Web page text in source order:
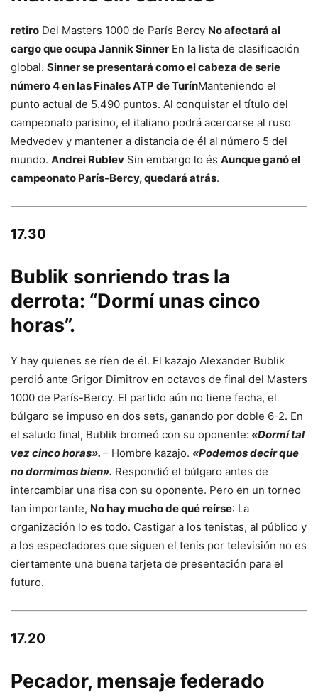
retiro Del Masters 1000 de París Bercy No afectará al
cargo que ocupa Jannik Sinner En la lista de clasificación
global. Sinner se presentará como el cabeza de serie
número 4 en las Finales ATP de TurínManteniendo el
punto actual de 5.490 puntos. Al conquistar el título del
campeonato parisino, el italiano podrá acercarse al ruso
Medvedev y mantener a distancia de él al número 5 del
mundo. Andrei Rublev Sin embargo lo és Aunque ganó el
campeonato París-Bercy, quedará atrás.
17.30
Bublik sonriendo tras la
derrota: “Dormí unas cinco
horas”.
Y hay quienes se ríen de él. El kazajo Alexander Bublik
perdió ante Grigor Dimitrov en octavos de final del Masters
1000 de París-Bercy. El partido aún no tiene fecha, el
búlgaro se impuso en dos sets, ganando por doble 6-2. En
el saludo final, Bublik bromeó con su oponente: «Dormí tal
vez cinco horas». – Hombre kazajo. «Podemos decir que
no dormimos bien». Respondió el búlgaro antes de
intercambiar una risa con su oponente. Pero en un torneo
tan importante, No hay mucho de qué reírse: La
organización lo es todo. Castigar a los tenistas, al público y
a los espectadores que siguen el tenis por televisión no es
ciertamente una buena tarjeta de presentación para el
futuro.
17.20
Pecador, mensaje federado